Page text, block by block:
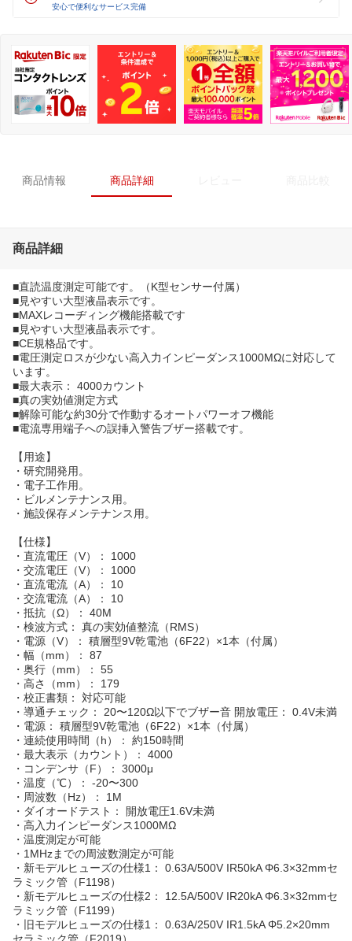
安心で便利なサービス完備
商品情報 商品詳細
商品詳細
■直読温度測定可能です。（K型センサー付属）
■見やすい大型液晶表示です。
■MAXレコーヂィング機能搭載です
■見やすい大型液晶表示です。
■CE規格品です。
■電圧測定ロスが少ない高入力インピーダンス1000MΩに対応して
います。
■最大表示： 4000カウント
■真の実効値測定方式
■解除可能な約30分で作動するオートパワーオフ機能
■電流専用端子への誤挿入警告ブザー搭載です。
【用途】
・研究開発用。
・電子工作用。
・ビルメンテナンス用。
・施設保存メンテナンス用。
【仕様】
・直流電圧（V）： 1000
・交流電圧（V）： 1000
・直流電流（A）： 10
・交流電流（A）： 10
・抵抗（Ω）： 40M
・検波方式： 真の実効値整流（RMS）
・電源（V）： 積層型9V乾電池（6F22）×1本（付属）
・幅（mm）： 87
・奥行（mm）： 55
・高さ（mm）： 179
・校正書類： 対応可能
・導通チェック： 20〜120Ω以下でブザー音 開放電圧： 0.4V未満
・電源： 積層型9V乾電池（6F22）×1本（付属）
・連続使用時間（h）： 約150時間
・最大表示（カウント）： 4000
・コンデンサ（F）： 3000μ
・温度（℃）： -20〜300
・周波数（Hz）： 1M
・ダイオードテスト： 開放電圧1.6V未満
・高入力インピーダンス1000MΩ
・温度測定が可能
・1MHzまでの周波数測定が可能
・新モデルヒューズの仕様1： 0.63A/500V IR50kA Φ6.3×32mmセ
ラミック管（F1198）
・新モデルヒューズの仕様2： 12.5A/500V IR20kA Φ6.3×32mmセ
ラミック管（F1199）
・旧モデルヒューズの仕様1： 0.63A/250V IR1.5kA Φ5.2×20mm
セラミック管（F2019）